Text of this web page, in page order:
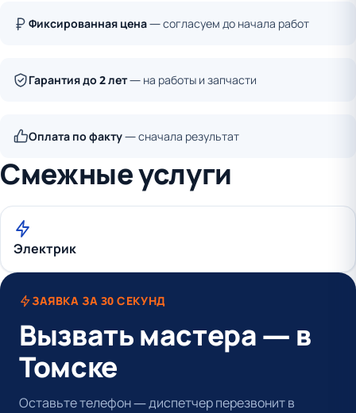
Фиксированная цена— согласуем до начала работ
Гарантия до 2 лет— на работы и запчасти
Оплата по факту— сначала результат
Смежные услуги
Электрик
ЗАЯВКА ЗА 30 СЕКУНД
Вызвать мастера — в
Томске
Оставьте телефон — диспетчер перезвонит в